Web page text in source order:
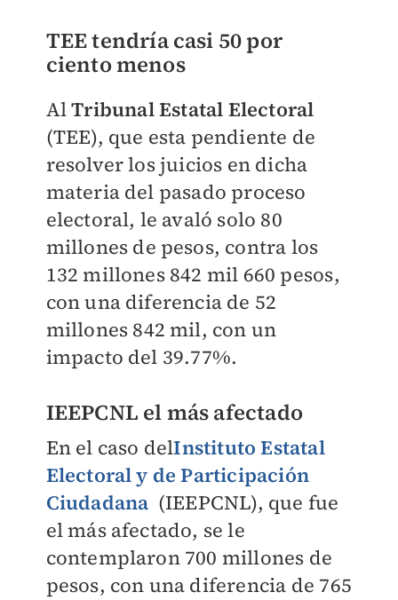
TEE tendría casi 50 por
ciento menos
AlTribunal Estatal Electoral
(TEE), que esta pendiente de
resolver los juicios en dicha
materia del pasado proceso
electoral, le avaló solo 80
millones de pesos, contra los
132 millones 842 mil 660 pesos,
con una diferencia de 52
millones 842 mil, con un
impacto del 39.77%.
IEEPCNL el más afectado
En el caso delInstituto Estatal
Electoral y de Participación
Ciudadana (IEEPCNL), que fue
el más afectado, se le
contemplaron 700 millones de
pesos, con una diferencia de 765